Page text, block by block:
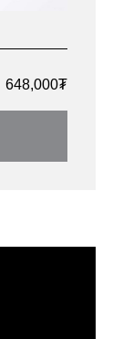
648,000₮